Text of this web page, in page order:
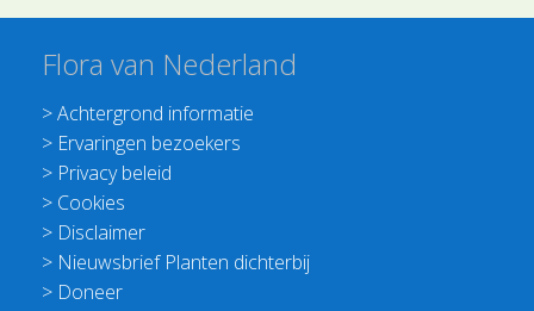
Flora van Nederland
>Achtergrond informatie
> Ervaringen bezoekers
> Privacy beleid
> Cookies
> Disclaimer
> Nieuwsbrief Planten dichterbij
> Doneer